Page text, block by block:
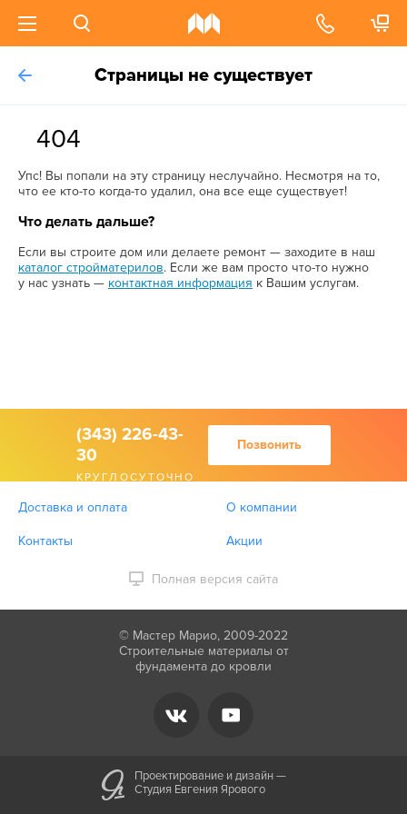
Страницы не существует
404
Упс! Вы попали на эту страницу неслучайно. Несмотря на то,
что ее кто-то когда-то удалил, она все еще существует!
Что делать дальше?
Если вы строите дом или делаете ремонт — заходите в наш
каталог стройматерилов. Если же вам просто что-то нужно
у нас узнать — контактная информация к Вашим услугам.
(343) 226-43-
30
КРУГЛОСУТОЧНО
Позвонить
Доставка и оплата О компании
Контакты Акции
Полная версия сайта
© Мастер Марио, 2009-2022
Строительные материалы от
фундамента до кровли
Проектирование и дизайн —
Студия Евгения Ярового